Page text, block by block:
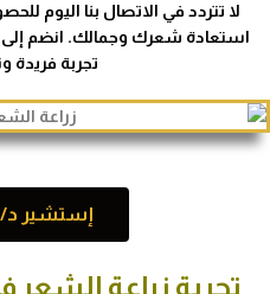
لا تتردد في الاتصال بنا اليوم
استعادة شعرك وجمالك. انضم إلى
تجربة فريدة
إستشير د/
تجربة زراعة الشعر